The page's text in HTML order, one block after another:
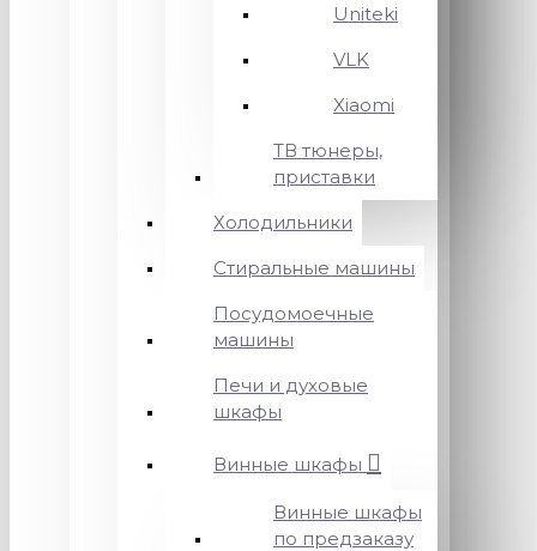
Uniteki
VLK
Xiaomi
ТВ тюнеры,
приставки
Холодильники
Стиральные машины
Посудомоечные
машины
Печи и духовые
шкафы
Винные шкафы
Винные шкафы
по предзаказу